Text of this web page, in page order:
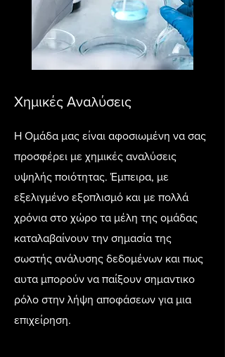
Χημικές Αναλύσεις
Η Ομάδα μας είναι αφοσιωμένη να σας
προσφέρει με χημικές αναλύσεις
υψηλής ποιότητας. Έμπειρα, με
εξελιγμένο εξοπλισμό και με πολλά
χρόνια στο χώρο τα μέλη της ομάδας
καταλαβαίνουν την σημασία της
σωστής ανάλυσης δεδομένων και πως
αυτα μπορούν να παίξουν σημαντικο
ρόλο στην λήψη αποφάσεων για μια
επιχείρηση.